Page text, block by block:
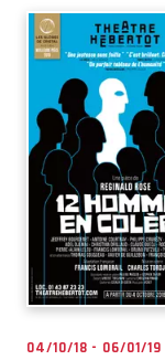
04/10/18 - 06/01/19